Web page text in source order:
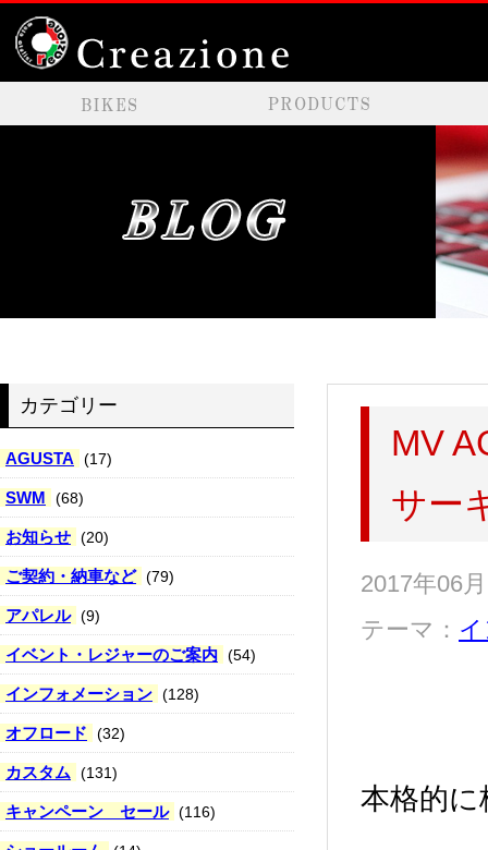
カテゴリー
AGUSTA (17)
SWM (68)
お知らせ (20)
ご契約・納車など (79)
アパレル (9)
イベント・レジャーのご案内 (54)
インフォメーション (128)
オフロード (32)
カスタム (131)
キャンペーン セール (116)
MV
サー
2017年06
テーマ：
本格的に